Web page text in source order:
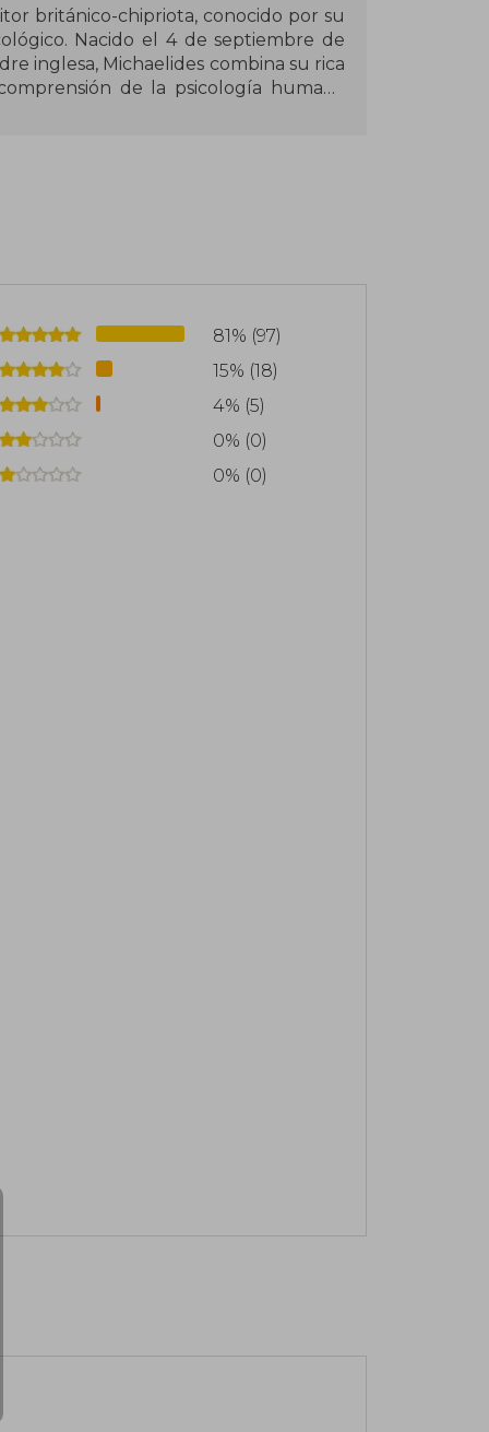
británico-chipriota, conocido por su
Nacido el 4 de septiembre de
inglesa, Michaelides combina su rica
de la psicología humana
del género.
81% (97)
15% (18)
4% (5)
0% (0)
0% (0)